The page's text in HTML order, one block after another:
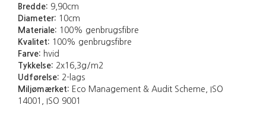
Bredde: 9,90cm
Diameter: 10cm
Materiale: 100% genbrugsfibre
Kvalitet: 100% genbrugsfibre
Farve: hvid
Tykkelse: 2x16,3g/m2
Udførelse: 2-lags
Miljømærket: Eco Management & Audit Scheme, ISO
14001, ISO 9001